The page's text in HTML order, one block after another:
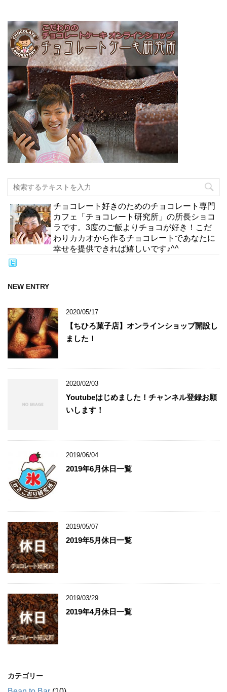
チョコレート好きのためのチョコレート専門
カフェ「チョコレート研究所」の所長ショコ
ラです。3度のご飯よりチョコが好き！こだ
わりカカオから作るチョコレートであなたに
幸せを提供できれば嬉しいです♪^^
NEW ENTRY
2020/05/17
【ちひろ菓子店】オンラインショップ開設し
ました！
2020/02/03
Youtubeはじめました！チャンネル登録お願
いします！
2019/06/04
2019年6月休日一覧
2019/05/07
2019年5月休日一覧
2019/03/29
2019年4月休日一覧
カテゴリー